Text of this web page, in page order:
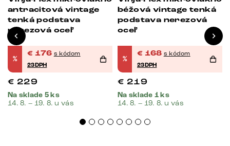
antracitová vintage
tenká podstava
nerezová oceľ
%
€ 176 s kódom
23DPH
€ 229
Na sklade 5 ks
14. 8. – 19. 8. u vás
béžová vintage tenká
podstava nerezová
oceľ
%
€ 168 s kódom
23DPH
€ 219
Na sklade 1 ks
14. 8. – 19. 8. u vás